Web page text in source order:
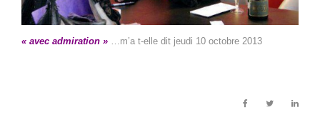
« avec admiration » …m’a t-elle dit jeudi 10 octobre 2013